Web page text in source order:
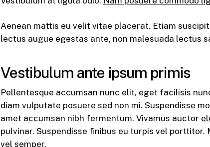
Aenean mattis eu velit vitae placerat. Etiam
lectus augue egestas ante, non malesuada lectus
Vestibulum ante ipsum primis
Pellentesque accumsan nunc elit, eget facilisis
diam vulputate posuere sed non mi. Suspendisse
amet accumsan nibh fermentum. Vivamus auctor
pulvinar. Suspendisse finibus eu turpis vel
vel semper.